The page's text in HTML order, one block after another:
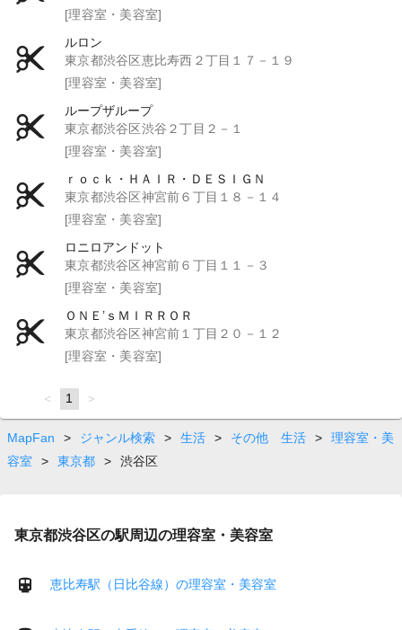
[理容室・美容室]
ルロン
東京都渋谷区恵比寿西２丁目１７－１９
[理容室・美容室]
ループザループ
東京都渋谷区渋谷２丁目２－１
[理容室・美容室]
ｒｏｃｋ・ＨＡＩＲ・ＤＥＳＩＧＮ
東京都渋谷区神宮前６丁目１８－１４
[理容室・美容室]
ロニロアンドット
東京都渋谷区神宮前６丁目１１－３
[理容室・美容室]
ＯＮＥ’ｓＭＩＲＲＯＲ
東京都渋谷区神宮前１丁目２０－１２
[理容室・美容室]
page
You're
on
page
1 page
MapFan > ジャンル検索 > 生活 > その他 生活 >
理容室・美
容室
> 東京都 > 渋谷区
東京都渋谷区の駅周辺の理容室・美容室
恵比寿駅（日比谷線）の理容室・美容室